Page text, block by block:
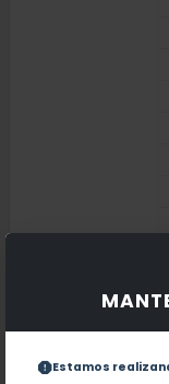
Estamos